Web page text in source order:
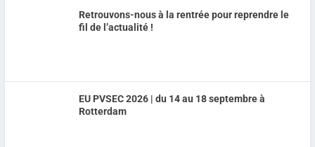
Retrouvons-nous à la rentrée pour reprendre le
fil de l’actualité !
EU PVSEC 2026 | du 14 au 18 septembre à
Rotterdam